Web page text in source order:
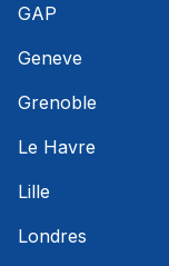
GAP
Geneve
Grenoble
Le Havre
Lille
Londres